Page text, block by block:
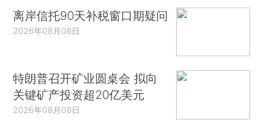
离岸信托90天补税窗口期疑问
2026年08月08日
特朗普召开矿业圆桌会 拟向
关键矿产投资超20亿美元
2026年08月08日